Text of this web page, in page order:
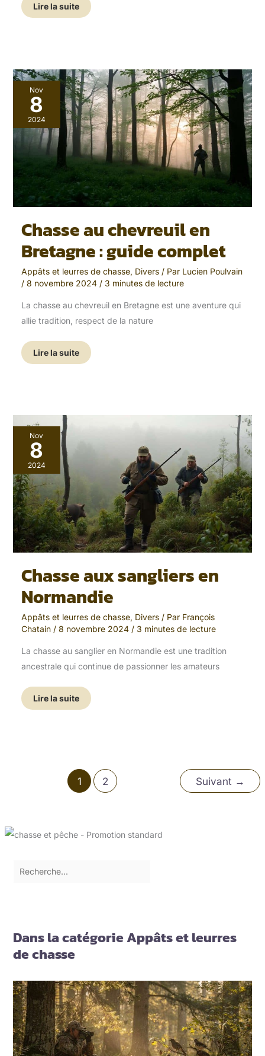
Lire la suite
Nov
8
2024
Chasse au chevreuil en
Bretagne : guide complet
Appâts et leurres de chasse, Divers/ Par Lucien Poulvain
/ 8 novembre 2024 / 3 minutes de lecture
La chasse au chevreuil en Bretagne est une aventure qui
allie tradition, respect de la nature
Chasse
au
chevreuil
en
Bretagne
guide
complet
Lire la suite
Nov
8
2024
Chasse aux sangliers en
Normandie
Appâts et leurres de chasse, Divers/ Par François
Chatain / 8 novembre 2024 / 3 minutes de lecture
La chasse au sanglier en Normandie est une tradition
ancestrale qui continue de passionner les amateurs
Chasse
aux
sangliers
en
Normandie
Lire la suite
1 2 Suivant →
Dans la catégorie Appâts et leurres
de chasse